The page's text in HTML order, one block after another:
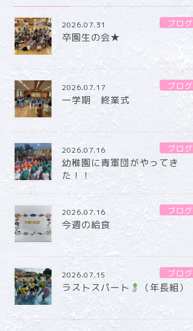
2026.07.31 ブログ
卒園生の会★
2026.07.17 ブログ
一学期 終業式
2026.07.16 ブログ
幼稚園に青軍団がやってき
た！！
2026.07.16 ブログ
今週の給食
2026.07.15 ブログ
ラストスパート （年長組）